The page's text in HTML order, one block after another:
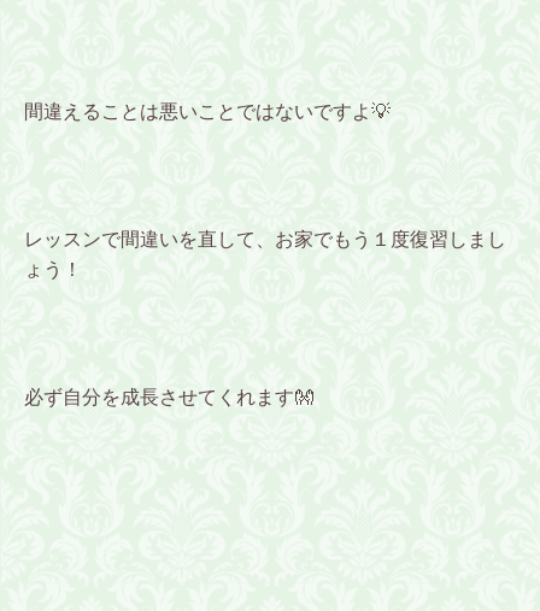
間違えることは悪いことではないですよ💡
レッスンで間違いを直して、お家でもう１度復習しまし
ょう！
必ず自分を成長させてくれます👐